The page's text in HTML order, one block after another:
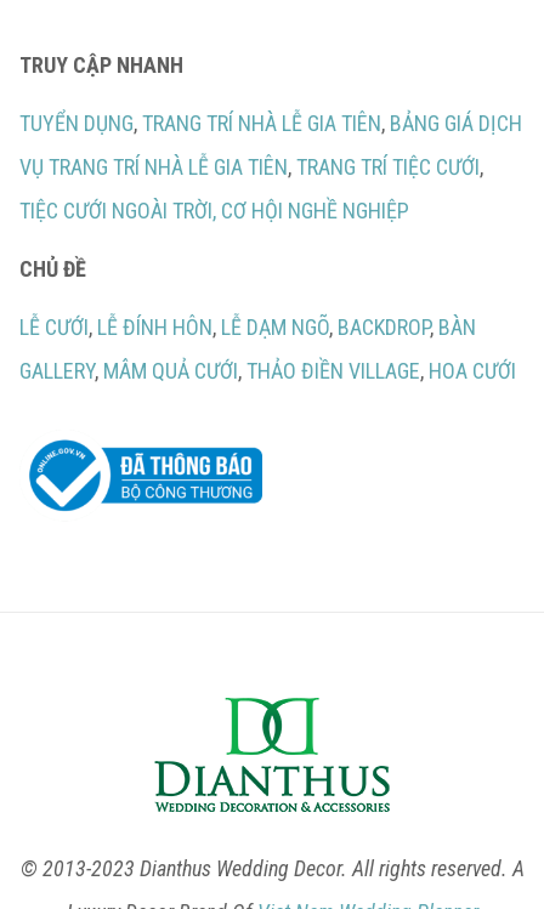
TRUY CẬP NHANH
TUYỂN DỤNG,TRANG TRÍ NHÀ LỄ GIA TIÊN, BẢNG GIÁ DỊCH
VỤ TRANG TRÍ NHÀ LỄ GIA TIÊN,TRANG TRÍ TIỆC CƯỚI,
TIỆC CƯỚI NGOÀI TRỜI, CƠ HỘI NGHỀ NGHIỆP
CHỦ ĐỀ
LỄ CƯỚI, LỄ ĐÍNH HÔN, LỄ DẠM NGÕ, BACKDROP, BÀN
GALLERY, MÂM QUẢ CƯỚI,THẢO ĐIỀN VILLAGE, HOA CƯỚI
© 2013-2023 Dianthus Wedding Decor. All rights reserved. A